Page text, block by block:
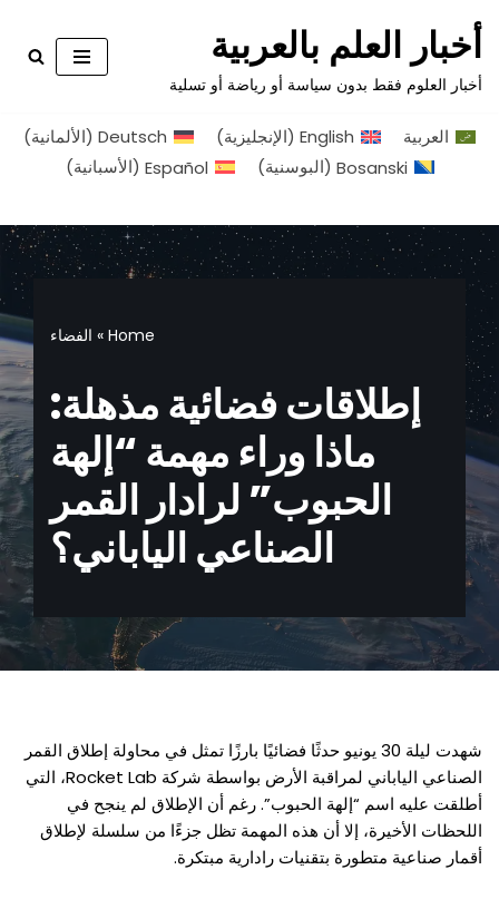
تخطى
إلى
أخبار العلم بالعربية
أخبار العلوم فقط بدون سياسة أو رياضة أو تسلية
العربية English
(الإنجليزية)
Deutsch
(الألمانية)
Bosanski
(البوسنية)
Español
(الأسبانية)
Home
» الفضاء
إطلاقات فضائية مذهلة:
ماذا وراء مهمة “إلهة
الحبوب” لرادار القمر
الصناعي الياباني؟
شهدت ليلة 30 يونيو حدثًا فضائيًا بارزًا تمثل في محاولة إطلاق القمر
الصناعي الياباني لمراقبة الأرض بواسطة شركة Rocket Lab، التي
أطلقت عليه اسم “إلهة الحبوب”. رغم أن الإطلاق لم ينجح في
اللحظات الأخيرة، إلا أن هذه المهمة تظل جزءًا من سلسلة لإطلاق
أقمار صناعية متطورة بتقنيات رادارية مبتكرة.